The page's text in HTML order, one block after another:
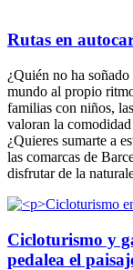
Rutas en
¿Quién no ha
mundo al propio
familias con niños,
valoran la
¿Quieres sumarte a
las comarcas de
disfrutar de la
Cicloturismo y
pedalea el